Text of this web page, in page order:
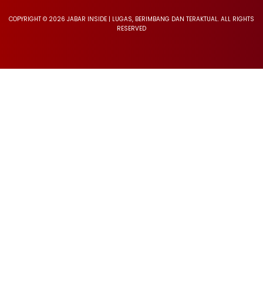
COPYRIGHT © 2026 JABAR INSIDE | LUGAS, BERIMBANG DAN TERAKTUAL. ALL RIGHTS
RESERVED